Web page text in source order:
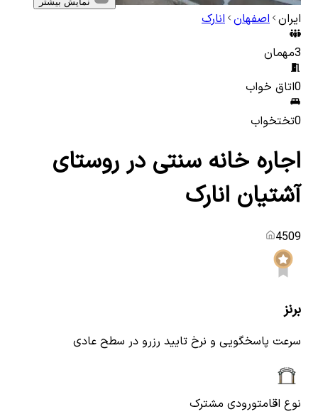
ایران اصفهان انارک
3مهمان
0اتاق خواب
0تختخواب
اجاره خانه سنتی در روستای
آشتیان انارک
4509
برنز
سرعت پاسخگویی و نرخ تایید رزرو در سطح عادی
نوع اقامتورودی مشترک